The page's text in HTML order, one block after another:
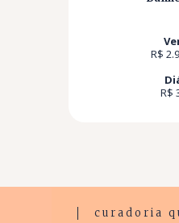
R$
R$
curadoria